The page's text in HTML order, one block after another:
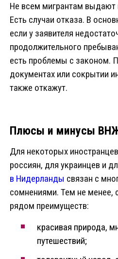
Не всем мигрантам выдают
Есть случаи отказа. В
если у заявителя
продолжительного
есть проблемы с законом.
документах или сокрытии
также откажут.
Плюсы и минусы
Для некоторых
россиян, для украинцев и
в Нидерланды связан с
сомнениями. Тем не менее,
рядом преимуществ:
красивая природа,
путешествий;